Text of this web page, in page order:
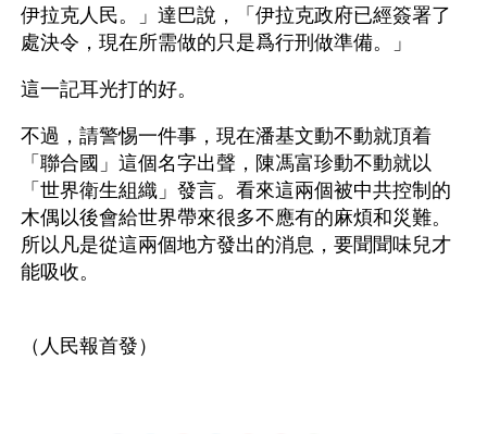
伊拉克人民。」達巴說，「伊拉克政府已經簽署了
處決令，現在所需做的只是爲行刑做準備。」
這一記耳光打的好。
不過，請警惕一件事，現在潘基文動不動就頂着
「聯合國」這個名字出聲，陳馮富珍動不動就以
「世界衛生組織」發言。看來這兩個被中共控制的
木偶以後會給世界帶來很多不應有的麻煩和災難。
所以凡是從這兩個地方發出的消息，要聞聞味兒才
能吸收。